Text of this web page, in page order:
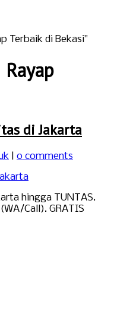
Terbaik di Bekasi"
di Jakarta
0 comments
hingga TUNTAS.
Call). GRATIS